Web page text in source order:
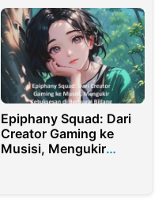
Epiphany Squad: Dari
Creator Gaming ke
Musisi, Mengukir